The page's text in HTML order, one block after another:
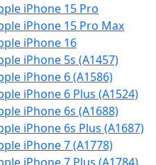
iPhone 15 Pro
iPhone 15 Pro Max
iPhone 16
iPhone 5s (A1457)
iPhone 6 (A1586)
iPhone 6 Plus (A1524)
iPhone 6s (A1688)
iPhone 6s Plus (A1687)
iPhone 7 (A1778)